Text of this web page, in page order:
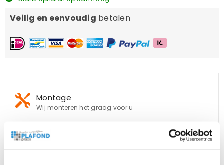
Veilig en eenvoudig betalen
Montage
Wij monteren het graag voor u
Jarenlange ervaring